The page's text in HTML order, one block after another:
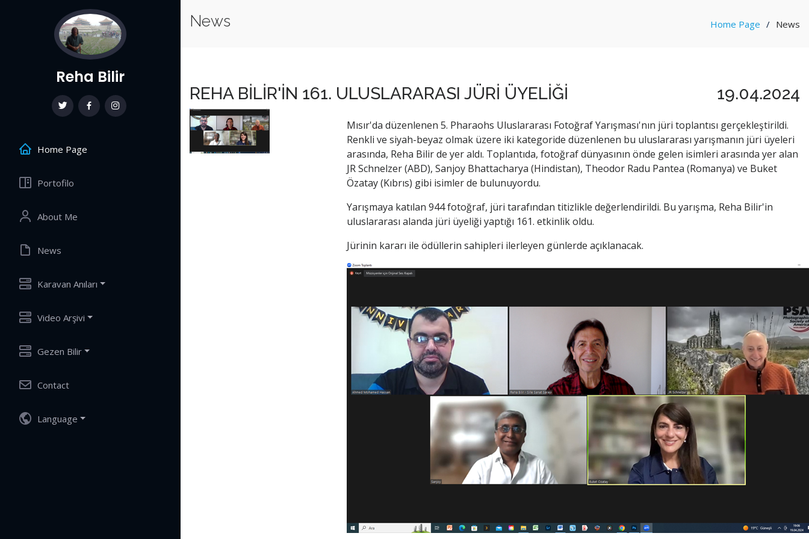
Reha Bilir
Home Page
Portofilo
About Me
News
Karavan Anıları
Video Arşivi
Gezen Bilir
Contact
Language
News Home Page News
REHA BİLİR'İN 161. ULUSLARARASI JÜRİ ÜYELİĞİ 19.04.2024
Mısır'da düzenlenen 5. Pharaohs Uluslararası Fotoğraf Yarışması'nın jüri toplantısı gerçekleştirildi.
Renkli ve siyah-beyaz olmak üzere iki kategoride düzenlenen bu uluslararası yarışmanın jüri üyeleri
arasında, Reha Bilir de yer aldı. Toplantıda, fotoğraf dünyasının önde gelen isimleri arasında yer alan
JR Schnelzer (ABD), Sanjoy Bhattacharya (Hindistan), Theodor Radu Pantea (Romanya) ve Buket
Özatay (Kıbrıs) gibi isimler de bulunuyordu.
Yarışmaya katılan 944 fotoğraf, jüri tarafından titizlikle değerlendirildi. Bu yarışma, Reha Bilir'in
uluslararası alanda jüri üyeliği yaptığı 161. etkinlik oldu.
Jürinin kararı ile ödüllerin sahipleri ilerleyen günlerde açıklanacak.